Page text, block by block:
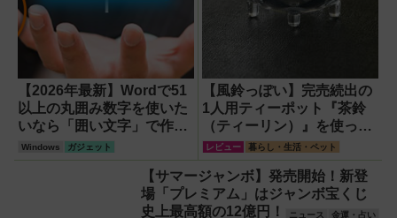
【2026年最新】Wordで51
以上の丸囲み数字を使いた
いなら「囲い文字」で作る
【Windows】
Windows ガジェット
【風鈴っぽい】完売続出の
1人用ティーポット『茶鈴
（ティーリン）』を使って
みた！川越の風鈴から着想
を得たかわいい見た目のリ
アルな使い勝手を徹底解説
レビュー 暮らし・生活・ペット
【サマージャンボ】発売開始！新登
場「プレミアム」はジャンボ宝くじ
史上最高額の12億円！
ニュース 金運・占い